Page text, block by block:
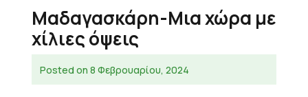
Μαδαγασκάρη-Μια χώρα με
χίλιες όψεις
Posted on 8 Φεβρουαρίου, 2024